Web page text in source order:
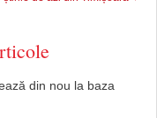
din nou la baza